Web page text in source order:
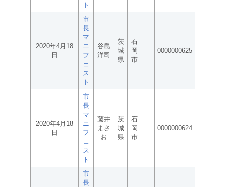
ト
2020年4月18
日
市
長
マ
ニ
フ
ェ
ス
ト
谷島
洋司
茨
城
県
石
岡
市
0000000625
2020年4月18
日
市
長
マ
ニ
フ
ェ
ス
ト
藤井
まさ
お
茨
城
県
石
岡
市
0000000624
市
長